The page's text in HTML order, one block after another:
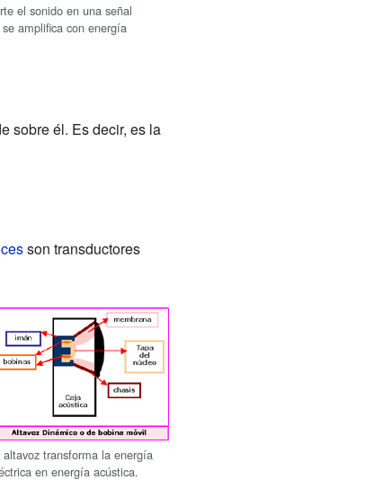
el sonido en una señal
amplifica con energía
sobre él. Es decir, es la
son transductores
altavoz transforma la energía
en energía acústica.